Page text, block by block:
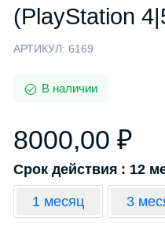
(PlayStation
АРТИКУЛ: 6169
В наличии
8000,00 ₽
Срок действия : 12
1 месяц 3